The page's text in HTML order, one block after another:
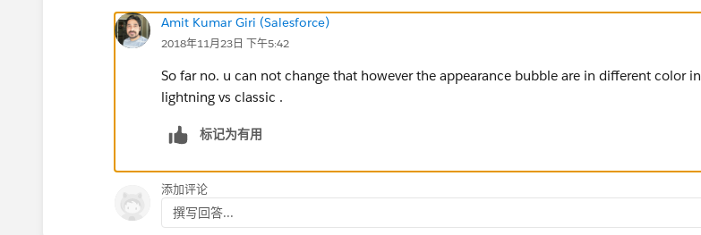
Amit Kumar Giri (Salesforce)
2018年11月23日 下午5:42
So far no. u can not change that however the appearance bubble are in different color in
lightning vs classic .
标记为有用
添加评论
撰写回答...